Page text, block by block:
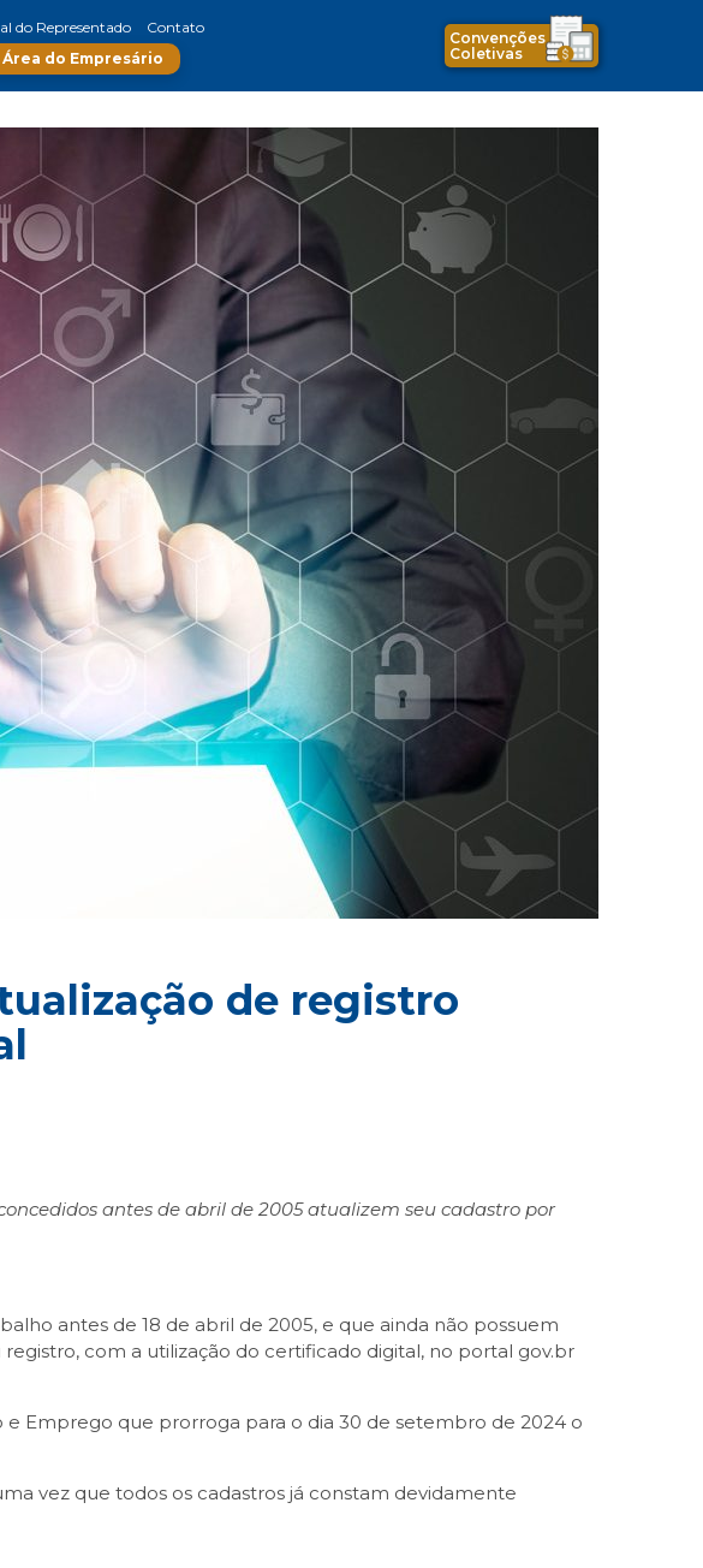
do Representado
Contato
Área do Empresário
Convenções
Coletivas
de registro
antes de abril de 2005 atualizem seu cadastro por
antes de 18 de abril de 2005, e que ainda não possuem
com a utilização do certificado digital, no portal gov.br
Emprego que prorroga para o dia 30 de setembro de 2024 o
vez que todos os cadastros já constam devidamente